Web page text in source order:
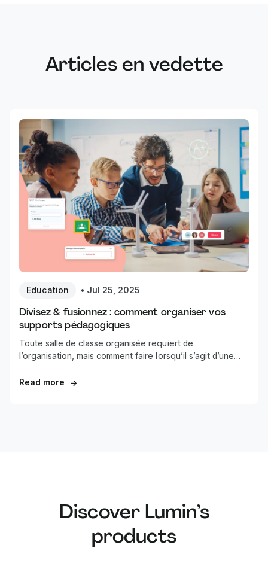
Articles en vedette
Education • Jul 25, 2025
Divisez & fusionnez : comment organiser vos
supports pédagogiques
Toute salle de classe organisée requiert de
l’organisation, mais comment faire lorsqu’il s’agit d’une
Read more
→
Discover Lumin’s
products